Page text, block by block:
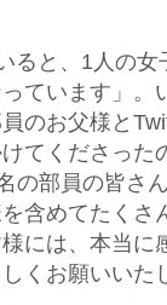
ると、1人の
ています」。
のお父様と
てくださった
の部員の皆さ
含めてたくさ
には、本当に
くお願いいた